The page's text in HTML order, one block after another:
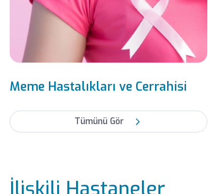
Meme Hastalıkları ve Cerrahisi
Tümünü Gör
İlişkili Hastaneler